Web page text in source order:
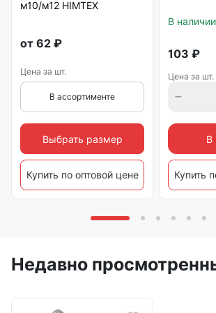
м10/м12 HIMTEХ
от 62 ₽
Цена за шт.
В ассортименте
Выбрать размер
Купить по оптовой цене
В наличии
103 ₽
Цена за шт.
В
Купить
Недавно